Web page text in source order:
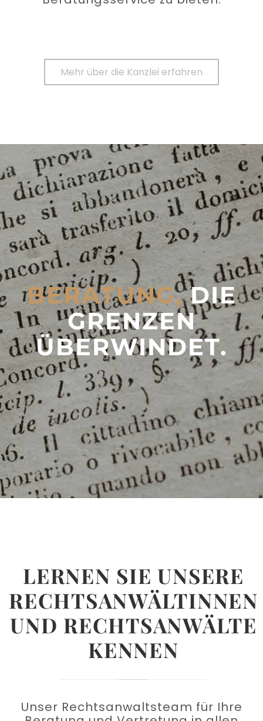
Mehr über die Kanzlei erfahren
BERATUNG,DIE
GRENZEN
ÜBERWINDET.
LERNEN SIE UNSERE
RECHTSANWÄLTINNEN
UND RECHTSANWÄLTE
KENNEN
Unser Rechtsanwaltsteam für Ihre